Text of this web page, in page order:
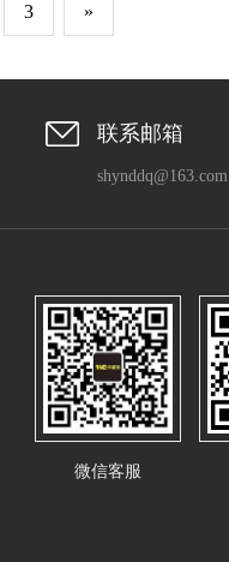
3 »
联系邮箱
shynddq@163.com
微信客服